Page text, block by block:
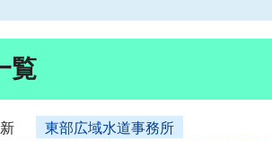
覧
東部広域水道事務所